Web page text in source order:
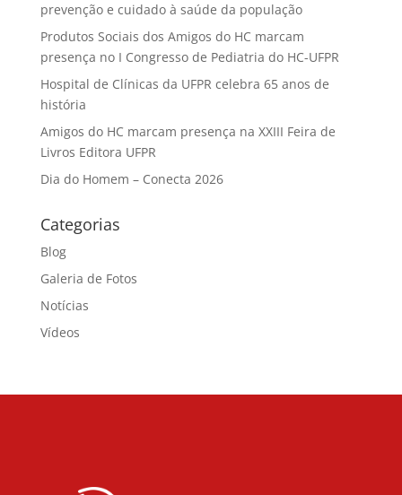
prevenção e cuidado à saúde da população
Produtos Sociais dos Amigos do HC marcam
presença no I Congresso de Pediatria do HC-UFPR
Hospital de Clínicas da UFPR celebra 65 anos de
história
Amigos do HC marcam presença na XXIII Feira de
Livros Editora UFPR
Dia do Homem – Conecta 2026
Categorias
Blog
Galeria de Fotos
Notícias
Vídeos